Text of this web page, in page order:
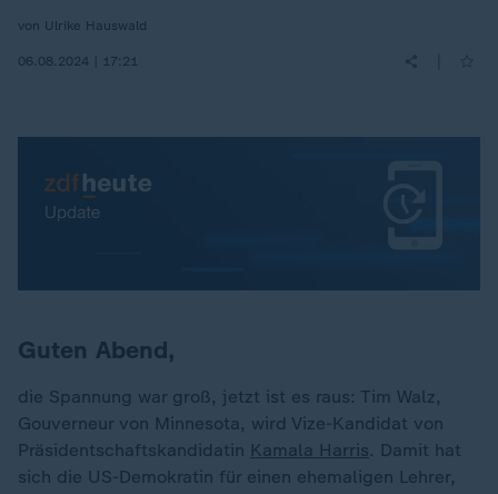
von Ulrike Hauswald
06.08.2024 | 17:21
Guten Abend,
die Spannung war groß, jetzt ist es raus: Tim Walz,
Gouverneur von Minnesota, wird Vize-Kandidat von
Präsidentschaftskandidatin Kamala Harris. Damit hat
sich die US-Demokratin für einen ehemaligen Lehrer,